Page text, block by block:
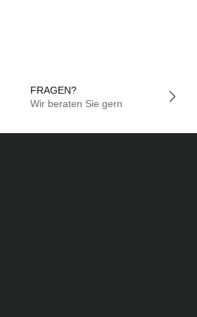
FRAGEN?
Wir beraten Sie gern